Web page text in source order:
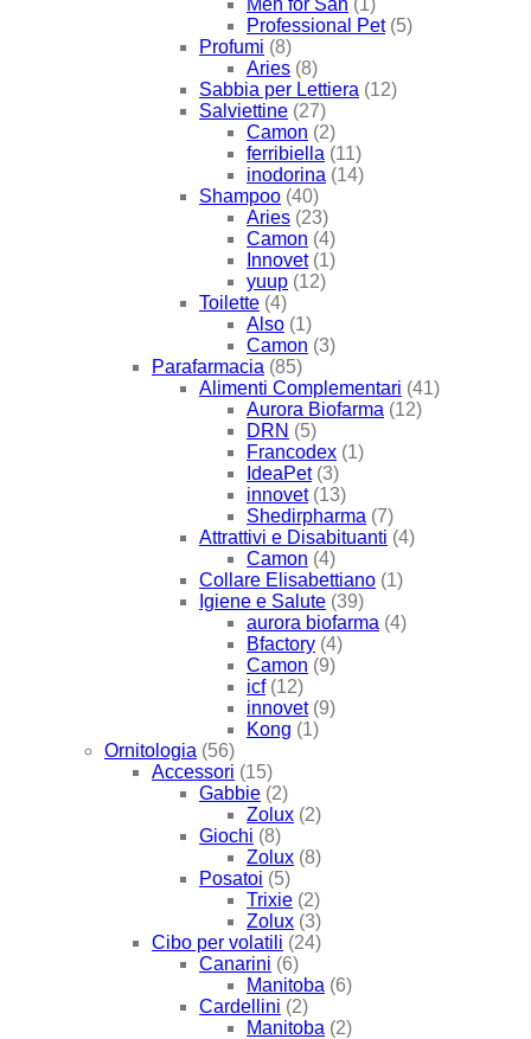
Men for San (1)
Professional Pet (5)
Profumi (8)
Aries (8)
Sabbia per Lettiera (12)
Salviettine (27)
Camon (2)
ferribiella (11)
inodorina (14)
Shampoo (40)
Aries (23)
Camon (4)
Innovet (1)
yuup (12)
Toilette (4)
Also (1)
Camon (3)
Parafarmacia (85)
Alimenti Complementari (41)
Aurora Biofarma (12)
DRN (5)
Francodex (1)
IdeaPet (3)
innovet (13)
Shedirpharma (7)
Attrattivi e Disabituanti (4)
Camon (4)
Collare Elisabettiano (1)
Igiene e Salute (39)
aurora biofarma (4)
Bfactory (4)
Camon (9)
icf (12)
innovet (9)
Kong (1)
Ornitologia (56)
Accessori (15)
Gabbie (2)
Zolux (2)
Giochi (8)
Zolux (8)
Posatoi (5)
Trixie (2)
Zolux (3)
Cibo per volatili (24)
Canarini (6)
Manitoba (6)
Cardellini (2)
Manitoba (2)